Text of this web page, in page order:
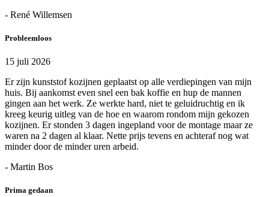
- René Willemsen
Probleemloos
15 juli 2026
Er zijn kunststof kozijnen geplaatst op alle verdiepingen van mijn
huis. Bij aankomst even snel een bak koffie en hup de mannen
gingen aan het werk. Ze werkte hard, niet te geluidruchtig en ik
kreeg keurig uitleg van de hoe en waarom rondom mijn gekozen
kozijnen. Er stonden 3 dagen ingepland voor de montage maar ze
waren na 2 dagen al klaar. Nette prijs tevens en achteraf nog wat
minder door de minder uren arbeid.
- Martin Bos
Prima gedaan